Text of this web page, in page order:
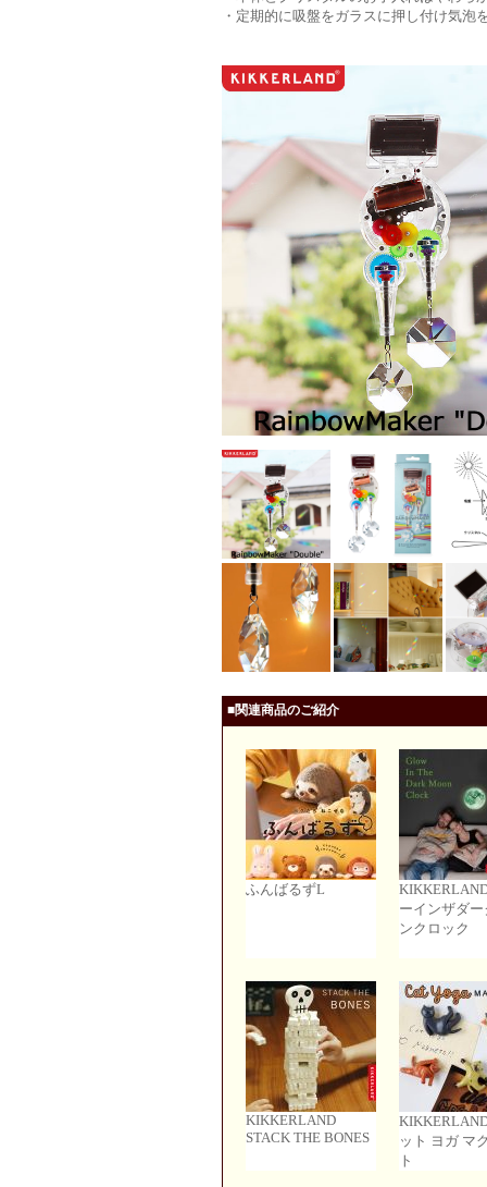
・定期的に吸盤をガラスに押し付け気泡
■関連商品のご紹介
ふんばるずL
ーインザダ
ンクロック
KIKKERLAND
STACK THE BONES
ット ヨガ マ
ト